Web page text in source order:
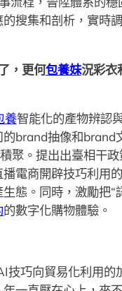
搜集和剖析，實時
，更何包養妹況彩衣
養智能化的產物辨認
brand抽像和brand
聚。提出出臺相干
電商開辟技巧利用
態。同時，激勵把“
的數字化購物體驗。
技巧向貿易化利用的